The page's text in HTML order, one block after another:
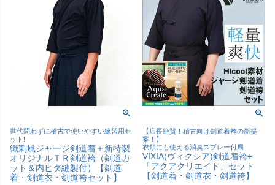
世代問わずに稽古で使いやすい練習用セ
ット!
織刺風ジャージ剣道着＋新特製
オリジナルＴＲ剣道袴（剣道カ
ット＆内ヒダ縫製付）【剣道
着・剣道衣・剣道袴セット】
【店長絶賛！稽古向け剣道着袴の新提
案！】
衣類にも使える消臭スプレー付属
VIXIA(ヴィクシア)剣道着袴+
「アクアクリエイト」セット
【剣道着・剣道衣・剣道袴】